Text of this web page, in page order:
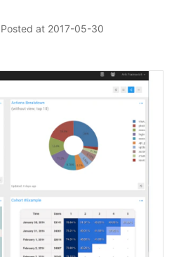
Posted at 2017-05-30